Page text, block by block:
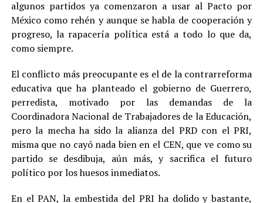
algunos partidos ya comenzaron a usar al Pacto por
México como rehén y aunque se habla de cooperación y
progreso, la rapacería política está a todo lo que da,
como siempre.
El conflicto más preocupante es el de la contrarreforma
educativa que ha planteado el gobierno de Guerrero,
perredista, motivado por las demandas de la
Coordinadora Nacional de Trabajadores de la Educación,
pero la mecha ha sido la alianza del PRD con el PRI,
misma que no cayó nada bien en el CEN, que ve como su
partido se desdibuja, aún más, y sacrifica el futuro
político por los huesos inmediatos.
En el PAN, la embestida del PRI ha dolido y bastante,